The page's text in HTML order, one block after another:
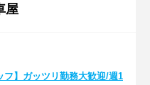
屋
フ】ガッツリ勤務大歓迎/週1